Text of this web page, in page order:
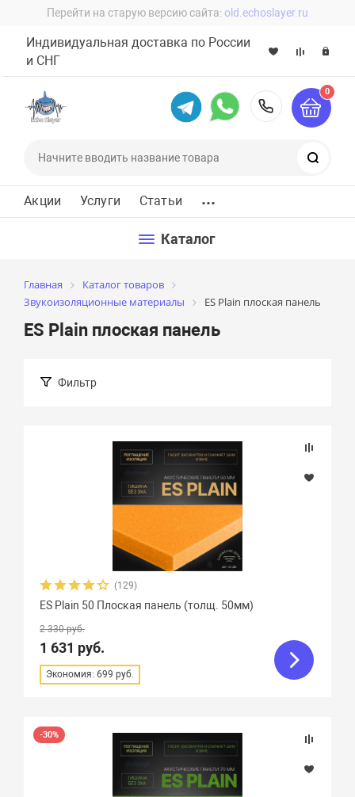
Перейти на старую версию сайта: old.echoslayer.ru
Индивидуальная доставка по России
и СНГ
8 (800)
0
Акции Услуги Статьи ...
Каталог
Главная
Каталог товаров
Звукоизоляционные материалы
ES Plain плоская панель
ES Plain плоская панель
Фильтр
Розничная цена
Бренд
Страна-изготовитель
Толщина листа
(129)
ES Plain 50 Плоская панель (толщ. 50мм)
2 330 руб.
1 631 руб.
Экономия: 699 руб.
-30%